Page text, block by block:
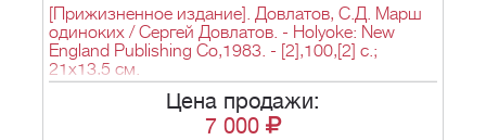
[Прижизненное издание]. Довлатов, С.Д. Марш
одиноких / Сергей Довлатов. - Holyoke: New
England Publishing Co,1983. - [2],100,[2] c.;
21х13,5 см.
Цена продажи:
7 000